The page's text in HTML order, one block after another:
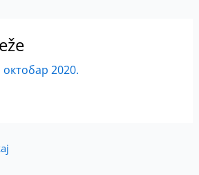
октобар 2020.